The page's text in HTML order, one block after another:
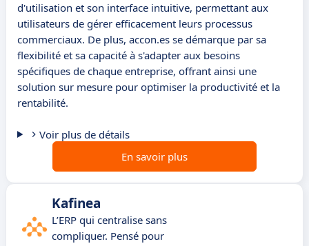
d'utilisation et son interface intuitive, permettant aux
utilisateurs de gérer efficacement leurs processus
commerciaux. De plus, accon.es se démarque par sa
flexibilité et sa capacité à s'adapter aux besoins
spécifiques de chaque entreprise, offrant ainsi une
solution sur mesure pour optimiser la productivité et la
rentabilité.
Voir plus de détails
En savoir plus
Kafinea
L’ERP qui centralise sans
compliquer. Pensé pour